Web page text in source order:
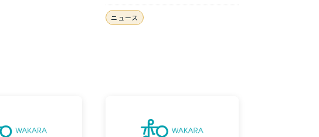
ニュース